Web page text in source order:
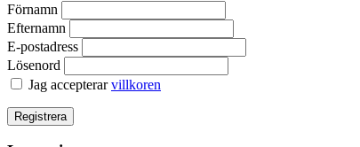
Förnamn
Efternamn
E-postadress
Lösenord
Jag accepterarvillkoren